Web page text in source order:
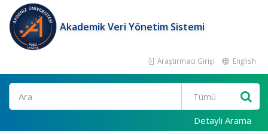
Akademik Veri Yönetim Sistemi
Araştırmacı Girişi English
Ara
Detaylı Arama